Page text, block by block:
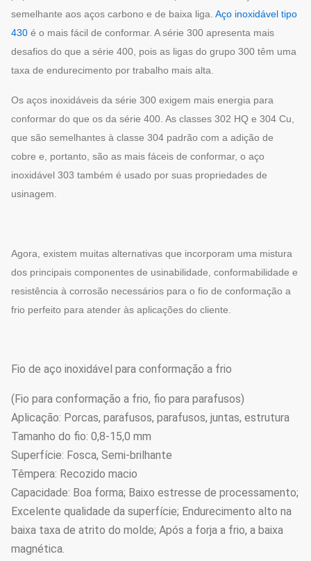
semelhante aos aços carbono e de baixa liga. Aço inoxidável tipo
430 é o mais fácil de conformar. A série 300 apresenta mais
desafios do que a série 400, pois as ligas do grupo 300 têm uma
taxa de endurecimento por trabalho mais alta.
Os aços inoxidáveis da série 300 exigem mais energia para
conformar do que os da série 400. As classes 302 HQ e 304 Cu,
que são semelhantes à classe 304 padrão com a adição de
cobre e, portanto, são as mais fáceis de conformar, o aço
inoxidável 303 também é usado por suas propriedades de
usinagem.
Agora, existem muitas alternativas que incorporam uma mistura
dos principais componentes de usinabilidade, conformabilidade e
resistência à corrosão necessários para o fio de conformação a
frio perfeito para atender às aplicações do cliente.
Fio de aço inoxidável para conformação a frio
(Fio para conformação a frio, fio para parafusos)
Aplicação: Porcas, parafusos, parafusos, juntas, estrutura
Tamanho do fio: 0,8-15,0 mm
Superfície: Fosca, Semi-brilhante
Têmpera: Recozido macio
Capacidade: Boa forma; Baixo estresse de processamento;
Excelente qualidade da superfície; Endurecimento alto na
baixa taxa de atrito do molde; Após a forja a frio, a baixa
magnética.